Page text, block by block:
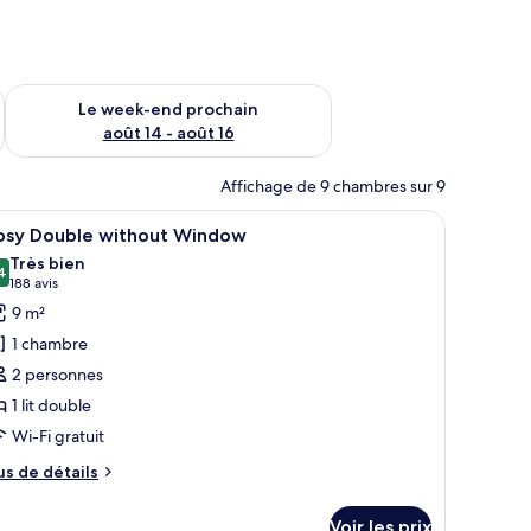
août 7 - août 9
Le week-end prochain
août 14 - août 16
Vérifier la disponibilité pour le week-end prochain août 14 -
Affichage de 9 chambres sur 9
grand lit, une tête de lit dotée de boutons rétroéclairés, une table de
:
Une chambre d’hôtel moderne avec un
9 Double without Window
sur 10
Très bien
188 avis
(188 avis)
9 m²
1 chambre
2 personnes
1 lit double
Wi-Fi gratuit
de détails